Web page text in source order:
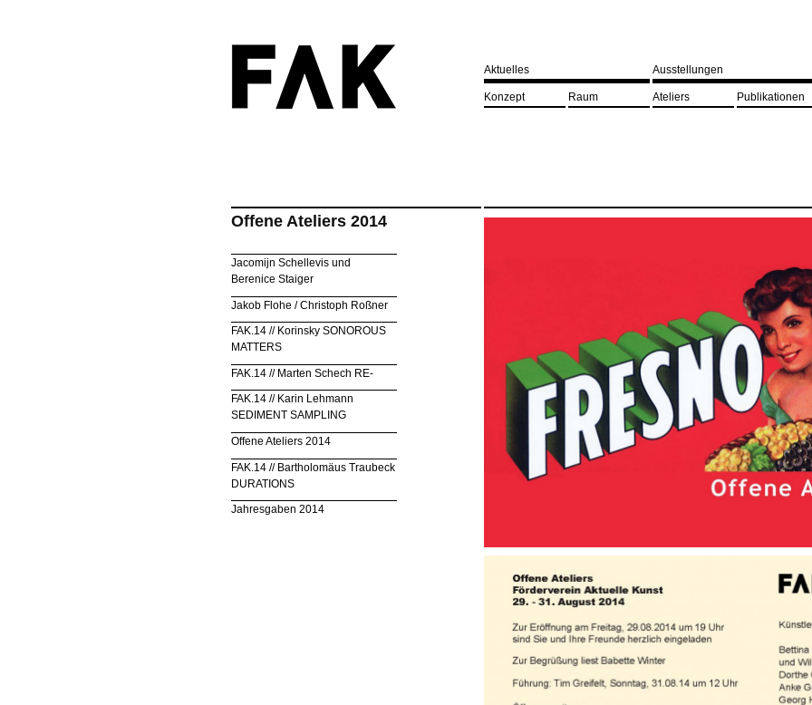
Aktuelles Ausstellungen
Konzept Raum Ateliers Publikationen
Offene Ateliers 2014
Jacomijn Schellevis und
Berenice Staiger
Jakob Flohe / Christoph Roßner
FAK.14 // Korinsky SONOROUS
MATTERS
FAK.14 // Marten Schech RE-
FAK.14 // Karin Lehmann
SEDIMENT SAMPLING
Offene Ateliers 2014
FAK.14 // Bartholomäus Traubeck
DURATIONS
Jahresgaben 2014